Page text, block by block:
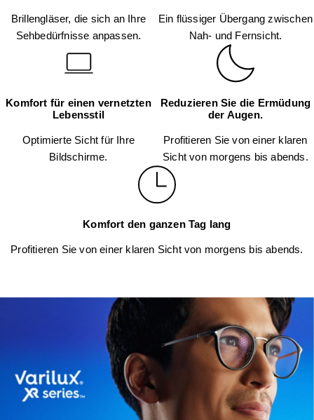
Brillengläser, die sich an Ihre
Sehbedürfnisse anpassen.
Ein flüssiger Übergang zwischen
Nah- und Fernsicht.
Komfort für einen vernetzten
Lebensstil
Optimierte Sicht für Ihre
Bildschirme.
Reduzieren Sie die Ermüdung
der Augen.
Profitieren Sie von einer klaren
Sicht von morgens bis abends.
Komfort den ganzen Tag lang
Profitieren Sie von einer klaren Sicht von morgens bis abends.